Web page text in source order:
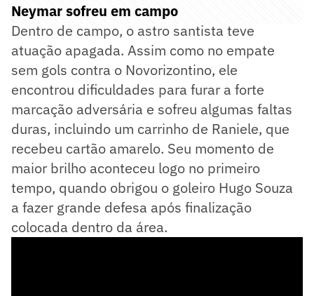
Neymar sofreu em campo
Dentro de campo, o astro santista teve
atuação apagada. Assim como no empate
sem gols contra o Novorizontino, ele
encontrou dificuldades para furar a forte
marcação adversária e sofreu algumas faltas
duras, incluindo um carrinho de Raniele, que
recebeu cartão amarelo. Seu momento de
maior brilho aconteceu logo no primeiro
tempo, quando obrigou o goleiro Hugo Souza
a fazer grande defesa após finalização
colocada dentro da área.